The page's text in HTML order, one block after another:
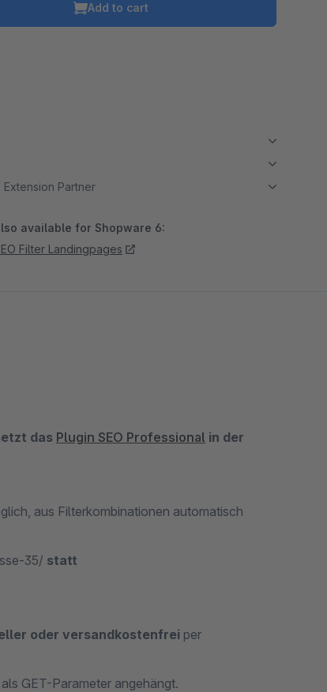
Add to cart
Partner
available for Shopware 6:
Filter Landingpages
das Plugin SEO Professional in der
aus Filterkombinationen automatisch
35/ statt
oder versandkostenfrei per
GET-Parameter angehängt.